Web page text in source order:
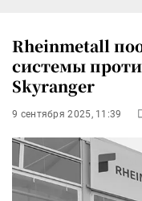
Rheinmetall
системы
Skyranger
9 сентября 2025, 11:39